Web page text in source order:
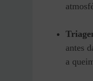
antes
a